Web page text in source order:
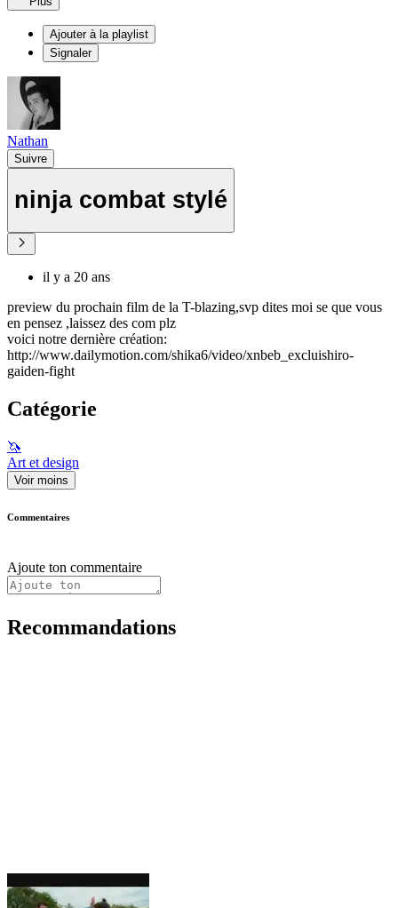
Ajouter à la playlist
Signaler
Nathan
Suivre
ninja combat stylé
il y a 20 ans
preview du prochain film de la T-blazing,svp dites moi se que vous
en pensez ,laissez des com plz
voici notre dernière création:
http://www.dailymotion.com/shika6/video/xnbeb_excluishiro-
gaiden-fight
Catégorie
🦄
Art et design
Voir moins
Commentaires
Ajoute ton commentaire
Recommandations